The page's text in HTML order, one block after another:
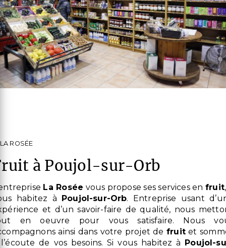
LA ROSÉE
fruit à Poujol-sur-Orb
La Rosée vous propose ses services enfruit
habitez à Poujol-sur-Orb. Entreprise usant
et d’un savoir-faire de qualité, nous
en oeuvre pour vous satisfaire. Nous
ainsi dans votre projet defruitet
de vos besoins. Si vous habitez à Poujol-